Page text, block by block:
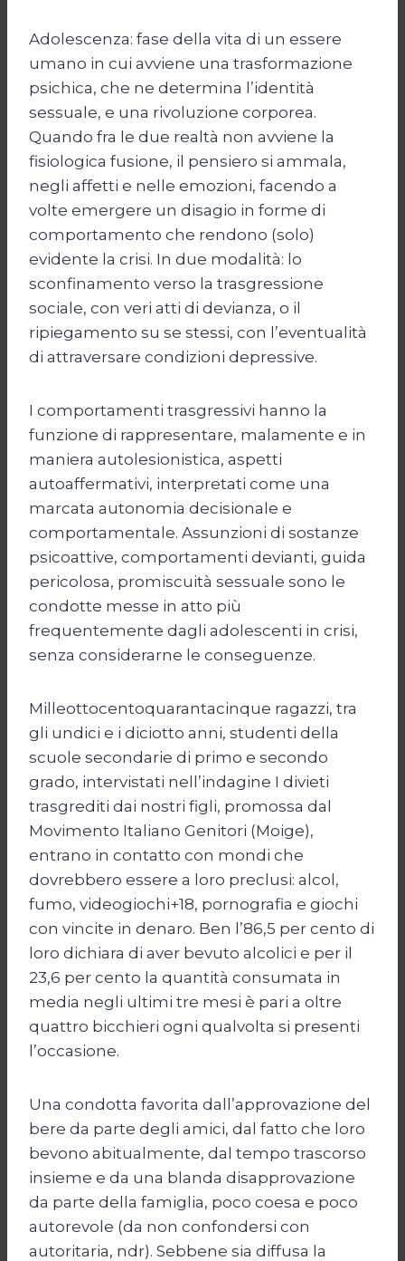
Adolescenza: fase della vita di un essere
umano in cui avviene una trasformazione
psichica, che ne determina l’identità
sessuale, e una rivoluzione corporea.
Quando fra le due realtà non avviene la
fisiologica fusione, il pensiero si ammala,
negli affetti e nelle emozioni, facendo a
volte emergere un disagio in forme di
comportamento che rendono (solo)
evidente la crisi. In due modalità: lo
sconfinamento verso la trasgressione
sociale, con veri atti di devianza, o il
ripiegamento su se stessi, con l’eventualità
di attraversare condizioni depressive.
I comportamenti trasgressivi hanno la
funzione di rappresentare, malamente e in
maniera autolesionistica, aspetti
autoaffermativi, interpretati come una
marcata autonomia decisionale e
comportamentale. Assunzioni di sostanze
psicoattive, comportamenti devianti, guida
pericolosa, promiscuità sessuale sono le
condotte messe in atto più
frequentemente dagli adolescenti in crisi,
senza considerarne le conseguenze.
Milleottocentoquarantacinque ragazzi, tra
gli undici e i diciotto anni, studenti della
scuole secondarie di primo e secondo
grado, intervistati nell’indagine I divieti
trasgrediti dai nostri figli, promossa dal
Movimento Italiano Genitori (Moige),
entrano in contatto con mondi che
dovrebbero essere a loro preclusi: alcol,
fumo, videogiochi+18, pornografia e giochi
con vincite in denaro. Ben l’86,5 per cento di
loro dichiara di aver bevuto alcolici e per il
23,6 per cento la quantità consumata in
media negli ultimi tre mesi è pari a oltre
quattro bicchieri ogni qualvolta si presenti
l’occasione.
Una condotta favorita dall’approvazione del
bere da parte degli amici, dal fatto che loro
bevono abitualmente, dal tempo trascorso
insieme e da una blanda disapprovazione
da parte della famiglia, poco coesa e poco
autorevole (da non confondersi con
autoritaria, ndr). Sebbene sia diffusa la